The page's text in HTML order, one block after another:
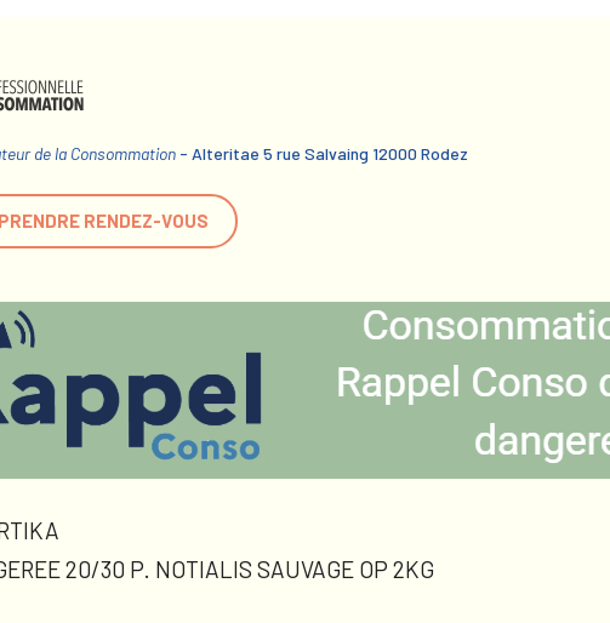
de la Consommation - Alteritae 5 rue Salvaing 12000 Rodez
PRENDRE RENDEZ-VOUS
20/30 P. NOTIALIS SAUVAGE OP 2KG